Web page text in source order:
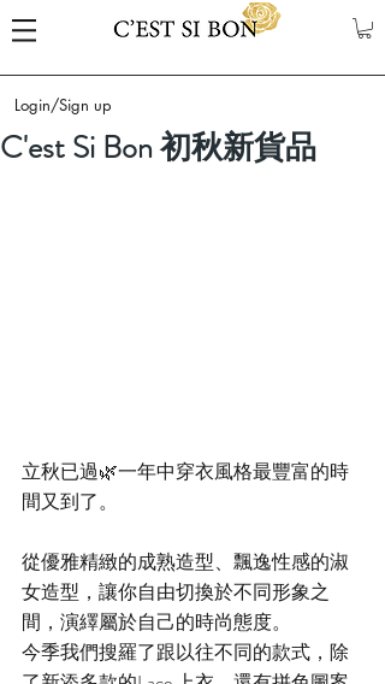
Login/Sign up
C'est Si Bon 初秋新貨品
立秋已過🌿一年中穿衣風格最豐富的時
間又到了。
從優雅精緻的成熟造型、飄逸性感的淑
女造型，讓你自由切換於不同形象之
間，演繹屬於自己的時尚態度。
今季我們搜羅了跟以往不同的款式，除